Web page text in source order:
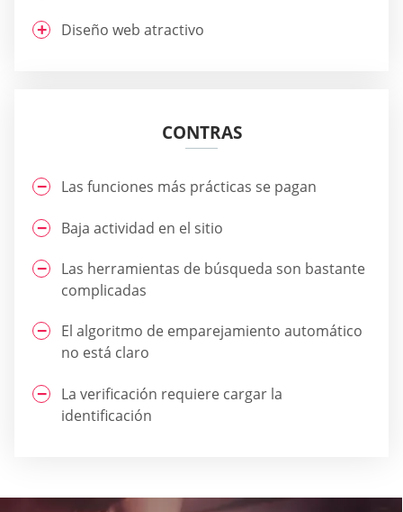
Diseño web atractivo
CONTRAS
Las funciones más prácticas se pagan
Baja actividad en el sitio
Las herramientas de búsqueda son bastante
complicadas
El algoritmo de emparejamiento automático
no está claro
La verificación requiere cargar la
identificación